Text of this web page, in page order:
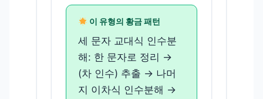
이 유형의 황금 패턴
세 문자 교대식 인수분
해: 한 문자로 정리 →
(차 인수) 추출 → 나머
지 이차식 인수분해 →